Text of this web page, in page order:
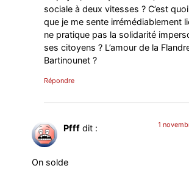
sociale à deux vitesses ? C’est
que je me sente irrémédiablement
ne pratique pas la solidarité
ses citoyens ? L’amour de la
Bartinounet ?
Répondre
Pfff dit : 1
On solde